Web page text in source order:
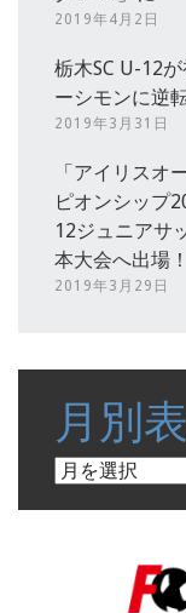
2019年4月2日
栃木SC U-12
ーシモンに逆
2019年3月31日
「アイリスオ
ピオンシップ
12ジュニアサ
本大会へ出場！
2019年3月29日
月別
月